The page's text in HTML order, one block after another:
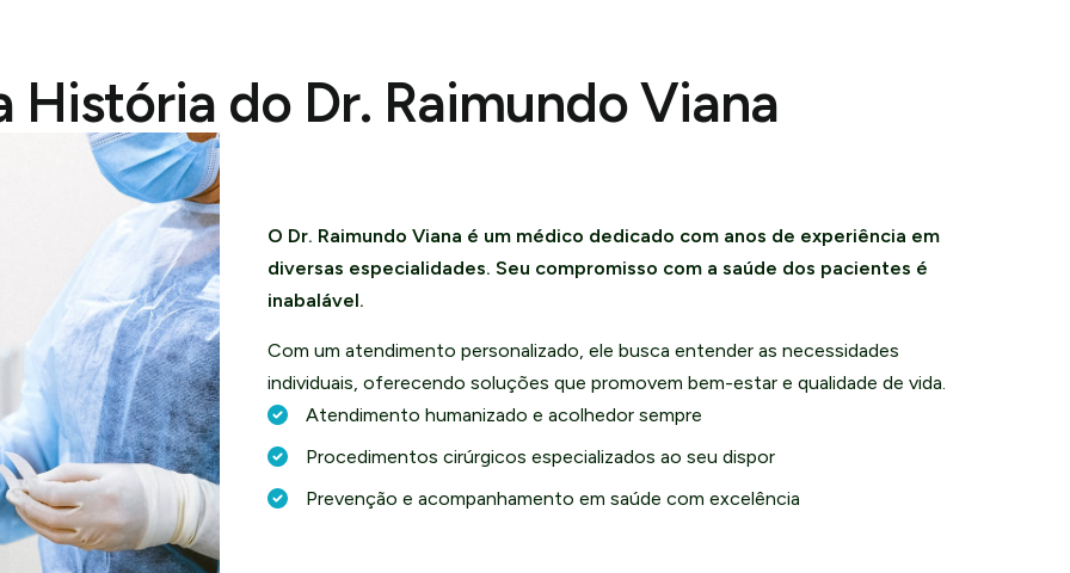
História do Dr. Raimundo Viana
O Dr. Raimundo Viana é um médico dedicado com anos de experiência em
diversas especialidades. Seu compromisso com a saúde dos pacientes é
inabalável.
Com um atendimento personalizado, ele busca entender as necessidades
individuais, oferecendo soluções que promovem bem-estar e qualidade de vida.
Atendimento humanizado e acolhedor sempre
Procedimentos cirúrgicos especializados ao seu dispor
Prevenção e acompanhamento em saúde com excelência